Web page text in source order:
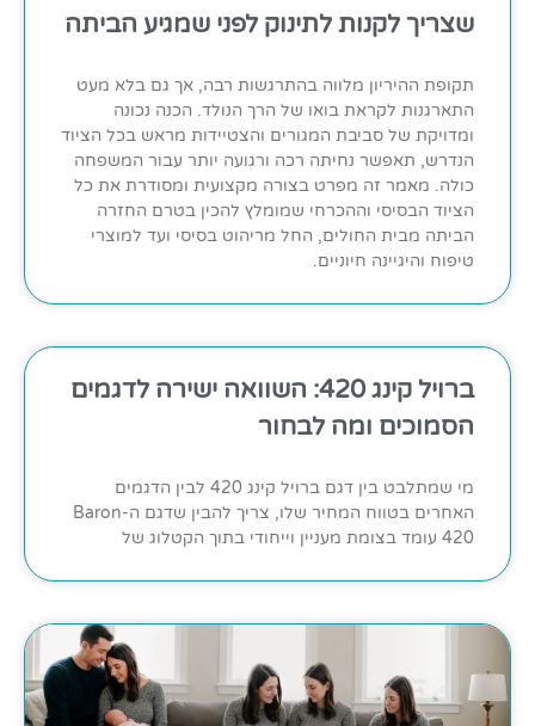
שצריך לקנות לתינוק לפני שמגיע הביתה
תקופת ההיריון מלווה בהתרגשות רבה, אך גם בלא מעט
התארגנות לקראת בואו של הרך הנולד. הכנה נכונה
ומדויקת של סביבת המגורים והצטיידות מראש בכל הציוד
הנדרש, תאפשר נחיתה רכה ורגועה יותר עבור המשפחה
כולה. מאמר זה מפרט בצורה מקצועית ומסודרת את כל
הציוד הבסיסי וההכרחי שמומלץ להכין בטרם החזרה
הביתה מבית החולים, החל מריהוט בסיסי ועד למוצרי
טיפוח והיגיינה חיוניים.
ברויל קינג 420: השוואה ישירה לדגמים
הסמוכים ומה לבחור
מי שמתלבט בין דגם ברויל קינג 420 לבין הדגמים
האחרים בטווח המחיר שלו, צריך להבין שדגם ה-Baron
420 עומד בצומת מעניין וייחודי בתוך הקטלוג של